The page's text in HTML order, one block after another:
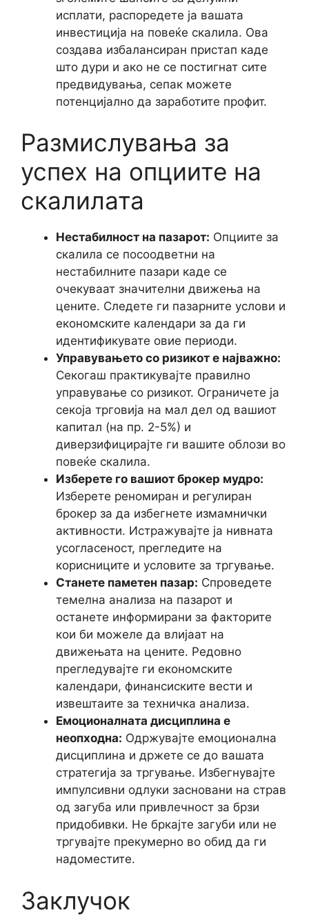
исплати, распоредете ја вашата
инвестиција на повеќе скалила. Ова
создава избалансиран пристап каде
што дури и ако не се постигнат сите
предвидувања, сепак можете
потенцијално да заработите профит.
Размислувања за
успех на опциите на
скалилата
Нестабилност на пазарот: Опциите за
скалила се посоодветни на
нестабилните пазари каде се
очекуваат значителни движења на
цените. Следете ги пазарните услови и
економските календари за да ги
идентификувате овие периоди.
Управувањето со ризикот е најважно:
Секогаш практикувајте правилно
управување со ризикот. Ограничете ја
секоја трговија на мал дел од вашиот
капитал (на пр. 2-5%) и
диверзифицирајте ги вашите облози во
повеќе скалила.
Изберете го вашиот брокер мудро:
Изберете реномиран и регулиран
брокер за да избегнете измамнички
активности. Истражувајте ја нивната
усогласеност, прегледите на
корисниците и условите за тргување.
Станете паметен пазар: Спроведете
темелна анализа на пазарот и
останете информирани за факторите
кои би можеле да влијаат на
движењата на цените. Редовно
прегледувајте ги економските
календари, финансиските вести и
извештаите за техничка анализа.
Емоционалната дисциплина е
неопходна: Одржувајте емоционална
дисциплина и држете се до вашата
стратегија за тргување. Избегнувајте
импулсивни одлуки засновани на страв
од загуба или привлечност за брзи
придобивки. Не бркајте загуби или не
тргувајте прекумерно во обид да ги
надоместите.
Заклучок